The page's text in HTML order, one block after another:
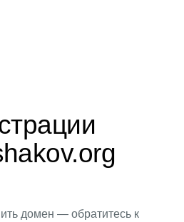
домен — обратитесь к